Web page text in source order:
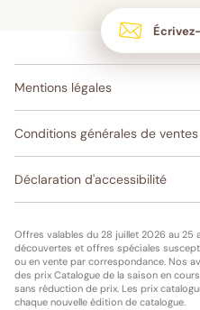
Mentions légales
Conditions générales de ventes
Déclaration d'accessibilité
Offres valables du 28 juillet 2026 au 25
découvertes et offres spéciales
ou en vente par correspondance. Nos
des prix Catalogue de la saison en
sans réduction de prix. Les prix
chaque nouvelle édition de catalogue.